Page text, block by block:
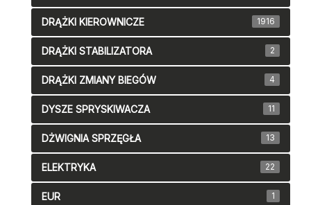
DRĄŻKI KIEROWNICZE 1916
DRĄŻKI STABILIZATORA 2
DRĄŻKI ZMIANY BIEGÓW 4
DYSZE SPRYSKIWACZA 11
DŻWIGNIA SPRZĘGŁA 13
ELEKTRYKA 22
EUR 1